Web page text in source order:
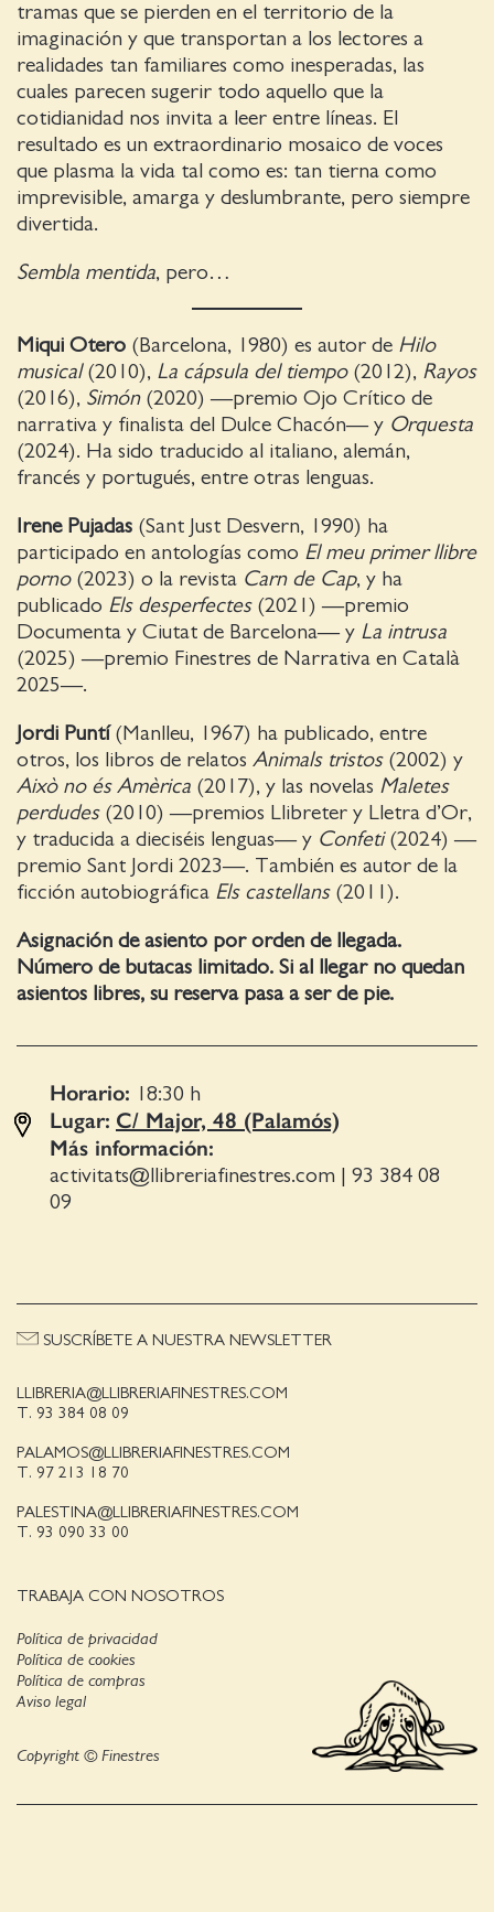
tramas que se pierden en el territorio de la
imaginación y que transportan a los lectores a
realidades tan familiares como inesperadas, las
cuales parecen sugerir todo aquello que la
cotidianidad nos invita a leer entre líneas. El
resultado es un extraordinario mosaico de voces
que plasma la vida tal como es: tan tierna como
imprevisible, amarga y deslumbrante, pero siempre
divertida.
Sembla mentida, pero…
Miqui Otero (Barcelona, 1980) es autor de Hilo
musical(2010), La cápsula del tiempo(2012), Rayos
(2016), Simón(2020) —premio Ojo Crítico de
narrativa y finalista del Dulce Chacón— y Orquesta
(2024). Ha sido traducido al italiano, alemán,
francés y portugués, entre otras lenguas.
Irene Pujadas (Sant Just Desvern, 1990) ha
participado en antologías como El meu primer llibre
porno(2023) o la revista Carn de Cap, y ha
publicado Els desperfectes(2021) —premio
Documenta y Ciutat de Barcelona— y La intrusa
(2025) —premio Finestres de Narrativa en Català
2025—.
Jordi Puntí(Manlleu, 1967) ha publicado, entre
otros, los libros de relatos Animals tristos(2002) y
Això no és Amèrica (2017), y las novelas Maletes
perdudes(2010) —premios Llibreter y Lletra d’Or,
y traducida a dieciséis lenguas— y Confeti(2024) —
premio Sant Jordi 2023—. También es autor de la
ficción autobiográfica Els castellans(2011).
Asignación de asiento por orden de llegada.
Número de butacas limitado. Si al llegar no quedan
asientos libres, su reserva pasa a ser de pie.
Horario: 18:30 h
Lugar: C/ Major, 48 (Palamós)
Más información:
activitats@llibreriafinestres.com
93 384 08
09
LLIBRERIA@LLIBRERIAFINESTRES.COM
T. 93 384 08 09
PALAMOS@LLIBRERIAFINESTRES.COM
T. 97 213 18 70
PALESTINA@LLIBRERIAFINESTRES.COM
T. 93 090 33 00
TRABAJA CON NOSOTROS
SUSCRÍBETE A NUESTRA NEWSLETTER
Política de privacidad
Política de cookies
Aviso legal
Política de compras
Copyright © Finestres